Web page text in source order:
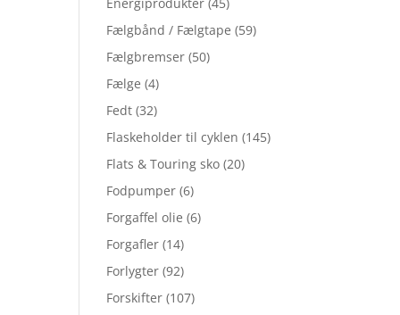
Fælgbånd / Fælgtape (59)
Fælgbremser (50)
Fælge (4)
Fedt (32)
Flaskeholder til cyklen (145)
Flats & Touring sko (20)
Fodpumper (6)
Forgaffel olie (6)
Forgafler (14)
Forlygter (92)
Forskifter (107)